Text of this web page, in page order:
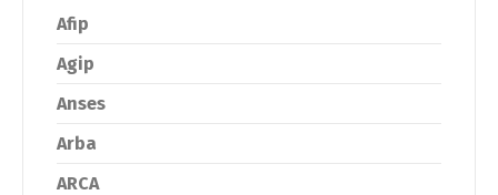
Afip
Agip
Anses
Arba
ARCA